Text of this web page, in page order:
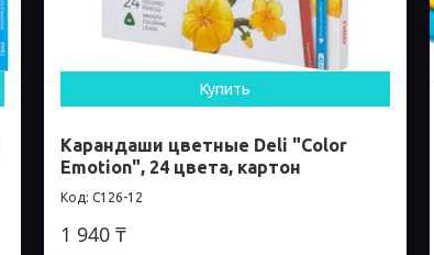
Купить
Карандаши цветные Deli "Color
Emotion", 24 цвета, картон
C126-12
1 940 ₸